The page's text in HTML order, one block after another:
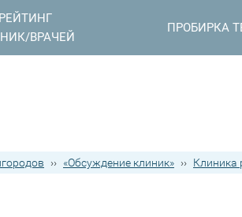
РЕЙТИНГ
ВРАЧЕЙ
ПРОБИРКА
›› «Обсуждение клиник» ›› Клиника